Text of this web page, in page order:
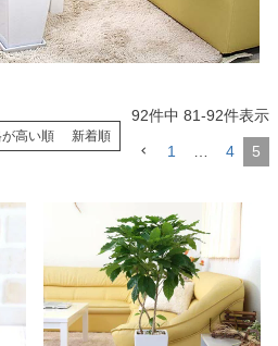
高い順 新着順
92件中 81-92件表示
1 4 5